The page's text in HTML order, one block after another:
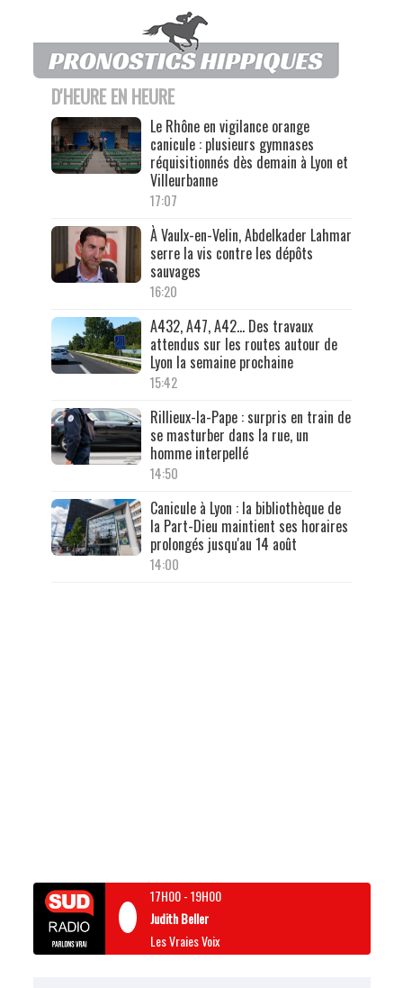
D'HEURE EN HEURE
Le Rhône en vigilance orange
canicule : plusieurs gymnases
réquisitionnés dès demain à Lyon et
Villeurbanne
17:07
À Vaulx-en-Velin, Abdelkader Lahmar
serre la vis contre les dépôts
sauvages
16:20
A432, A47, A42… Des travaux
attendus sur les routes autour de
Lyon la semaine prochaine
15:42
Rillieux-la-Pape : surpris en train de
se masturber dans la rue, un
homme interpellé
14:50
Canicule à Lyon : la bibliothèque de
la Part-Dieu maintient ses horaires
prolongés jusqu'au 14 août
14:00
17H00-19H00
Judith Beller
Les Vraies Voix